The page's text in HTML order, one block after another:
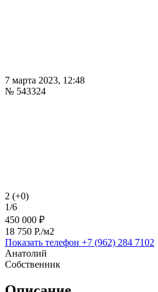
7 марта 2023, 12:48
№ 543324
2 (+0)
1/6
450 000 ₽
18 750 P./м2
Показать телефон +7 (962) 284 7102
Анатолий
Собственник